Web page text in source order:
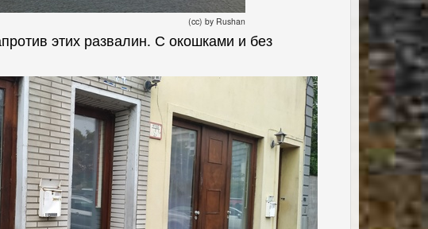
(cc) by Rushan
этих развалин. С окошками и без